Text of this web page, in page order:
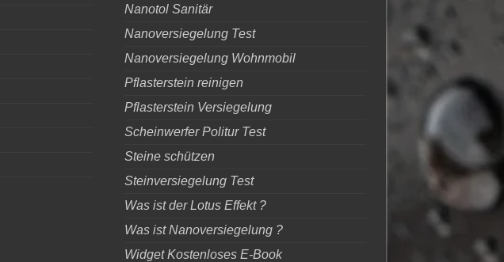
Nanotol Sanitär
Nanoversiegelung Test
Nanoversiegelung Wohnmobil
Pflasterstein reinigen
Pflasterstein Versiegelung
Scheinwerfer Politur Test
Steine schützen
Steinversiegelung Test
Was ist der Lotus Effekt ?
Was ist Nanoversiegelung ?
Widget Kostenloses E-Book